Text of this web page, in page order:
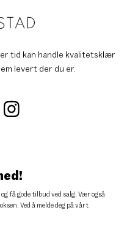
tid kan handle kvalitetsklær
levert der du er.
få gode tilbud ved salg. Vær også
Ved å melde deg på vårt